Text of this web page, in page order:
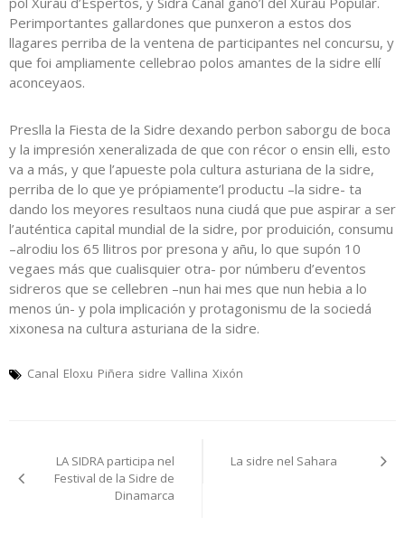
Perimportantes gallardones que punxeron a estos dos
llagares perriba de la ventena de participantes nel concursu, y
que foi ampliamente cellebrao polos amantes de la sidre ellí
aconceyaos.
Preslla la Fiesta de la Sidre dexando perbon saborgu de boca
y la impresión xeneralizada de que con récor o ensin elli, esto
va a más, y que l’apueste pola cultura asturiana de la sidre,
perriba de lo que ye própiamente’l productu –la sidre- ta
dando los meyores resultaos nuna ciudá que pue aspirar a ser
l’auténtica capital mundial de la sidre, por produición, consumu
–alrodiu los 65 llitros por presona y añu, lo que supón 10
vegaes más que cualisquier otra- por númberu d’eventos
sidreros que se cellebren –nun hai mes que nun hebia a lo
menos ún- y pola implicación y protagonismu de la sociedá
xixonesa na cultura asturiana de la sidre.
Canal Eloxu Piñera sidre Vallina Xixón
pelosLA SIDRA participa nel
Festival de la Sidre de
Dinamarca
La sidre nel Sahara